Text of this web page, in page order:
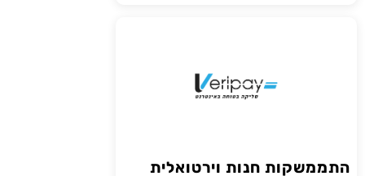
התממשקות חנות וירטואלית